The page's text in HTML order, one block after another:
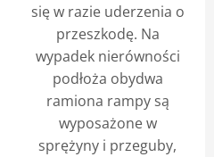
się w razie uderzenia o
przeszkodę. Na
wypadek nierówności
podłoża obydwa
ramiona rampy są
wyposażone w
sprężyny i przeguby,